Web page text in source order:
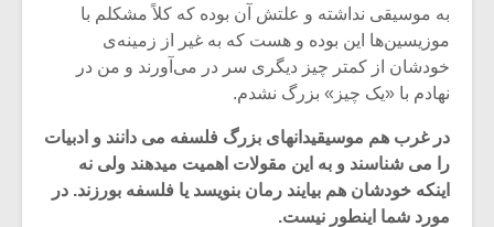
به موسیقی نداشته و علتش آن بوده که کلاً مشکلم با
موزیسین‌ها این بوده و هست که به غیر از زمینه‌ی
خودشان از کمتر چیز دیگری سر در می‌آورند و من در
نهادم با «یک چیز» بزرگ نشدم.
در غرب هم موسیقیدانهای بزرگ فلسفه می دانند و ادبیات
را می شناسند و به این مقولات اهمیت میدهند ولی نه
اینکه خودشان هم بیایند رمان بنویسد یا فلسفه بورزند. در
مورد شما اینطور نیست.